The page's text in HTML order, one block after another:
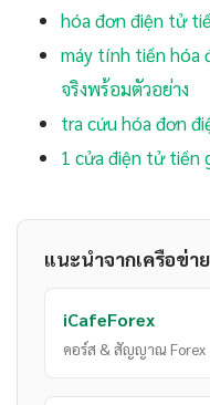
hóa đơn điện tử
máy tính tiền hóa
จริงพร้อมตัวอย่าง
tra cứu hóa đơn
1 cửa điện tử tiền
แนะนำจากเครือข่า
iCafeForex
คอร์ส & สัญญาณ Forex